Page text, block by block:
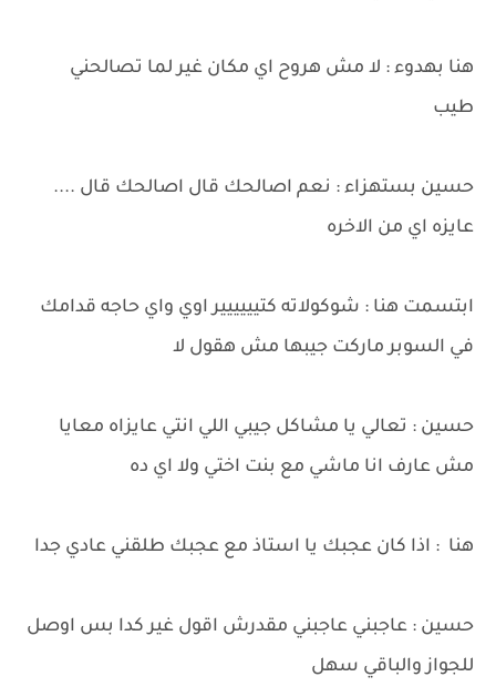
هنا بهدوء : لا مش هروح اي مكان غير لما تصالحني
طيب
حسين بستهزاء : نعم اصالحك قال اصالحك قال ....
عايزه اي من الاخره
ابتسمت هنا : شوكولاته كتيييييير اوي واي حاجه قدامك
في السوبر ماركت جيبها مش هقول لا
حسين : تعالي يا مشاكل جيبي اللي انتي عايزاه معايا
مش عارف انا ماشي مع بنت اختي ولا اي ده
هنا : اذا كان عجبك يا استاذ مع عجبك طلقني عادي جدا
حسين : عاجبني عاجبني مقدرش اقول غير كدا بس اوصل
للجواز والباقي سهل